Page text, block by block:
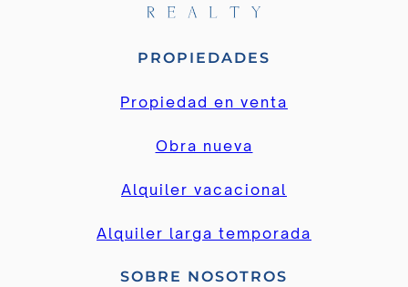
PROPIEDADES
Propiedad en venta
Obra nueva
Alquiler vacacional
Alquiler larga temporada
SOBRE NOSOTROS